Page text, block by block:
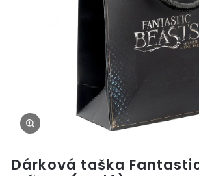
Dárková taška